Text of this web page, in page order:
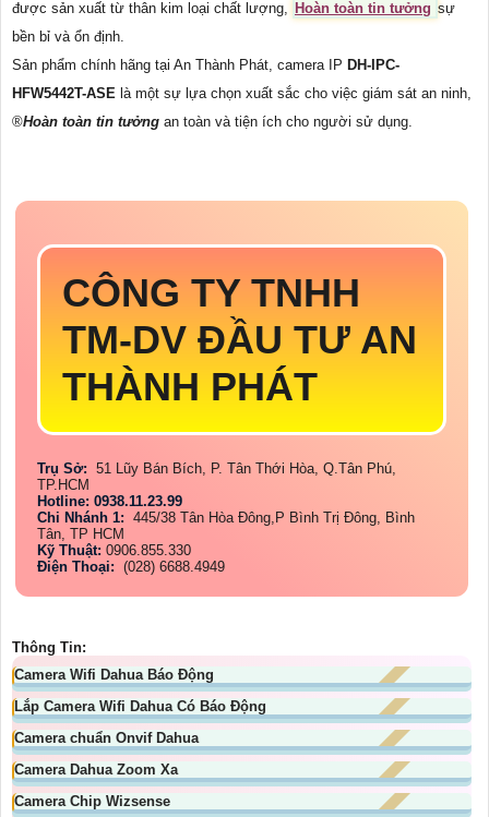
được sản xuất từ thân kim loại chất lượng, Hoàn toàn tin tưởng sự
bền bỉ và ổn định.
Sản phẩm chính hãng tại An Thành Phát, camera IP DH-IPC-
HFW5442T-ASE là một sự lựa chọn xuất sắc cho việc giám sát an ninh,
®️Hoàn toàn tin tưởng an toàn và tiện ích cho người sử dụng.
CÔNG TY TNHH
TM-DV ĐẦU TƯ AN
THÀNH PHÁT
Trụ Sở: 51 Lũy Bán Bích, P. Tân Thới Hòa, Q.Tân Phú,
TP.HCM
Hotline: 0938.11.23.99
Chi Nhánh 1: 445/38 Tân Hòa Đông,P Bình Trị Đông, Bình
Tân, TP HCM
Kỹ Thuật: 0906.855.330
Điện Thoại: (028) 6688.4949
Thông Tin:
Camera Wifi Dahua Báo Động
Lắp Camera Wifi Dahua Có Báo Động
Camera chuẩn Onvif Dahua
Camera Dahua Zoom Xa
Camera Chip Wizsense